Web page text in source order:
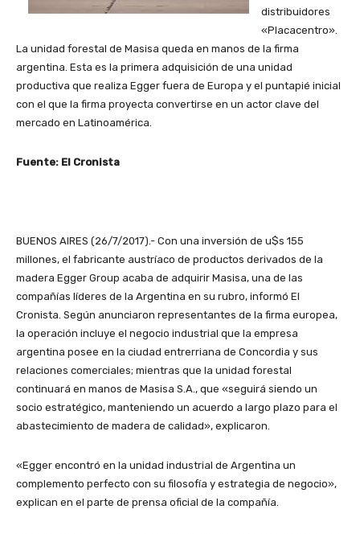
distribuidores
«Placacentro».
La unidad forestal de Masisa queda en manos de la firma
argentina. Esta es la primera adquisición de una unidad
productiva que realiza Egger fuera de Europa y el puntapié inicial
con el que la firma proyecta convertirse en un actor clave del
mercado en Latinoamérica.
Fuente: El Cronista
BUENOS AIRES (26/7/2017).- Con una inversión de u$s 155
millones, el fabricante austríaco de productos derivados de la
madera Egger Group acaba de adquirir Masisa, una de las
compañías líderes de la Argentina en su rubro, informó El
Cronista. Según anunciaron representantes de la firma europea,
la operación incluye el negocio industrial que la empresa
argentina posee en la ciudad entrerriana de Concordia y sus
relaciones comerciales; mientras que la unidad forestal
continuará en manos de Masisa S.A., que «seguirá siendo un
socio estratégico, manteniendo un acuerdo a largo plazo para el
abastecimiento de madera de calidad», explicaron.
«Egger encontró en la unidad industrial de Argentina un
complemento perfecto con su filosofía y estrategia de negocio»,
explican en el parte de prensa oficial de la compañía.